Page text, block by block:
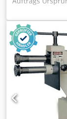
138.96 € Max.
mm
1475 mm Breite
Ngjmsck
Fußpedal für
Unterwelle
Untergestell
Ausrüstung
AUF